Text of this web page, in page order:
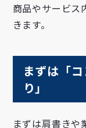
商品やサービス
きます。
まずは「
り」
まずは肩書きや